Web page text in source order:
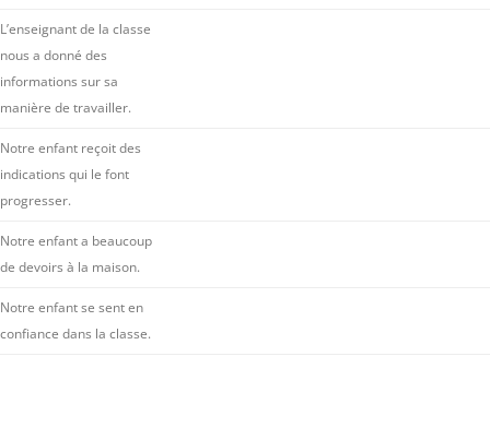
L’enseignant de la classe
nous a donné des
informations sur sa
manière de travailler.
Notre enfant reçoit des
indications qui le font
progresser.
Notre enfant a beaucoup
de devoirs à la maison.
Notre enfant se sent en
confiance dans la classe.